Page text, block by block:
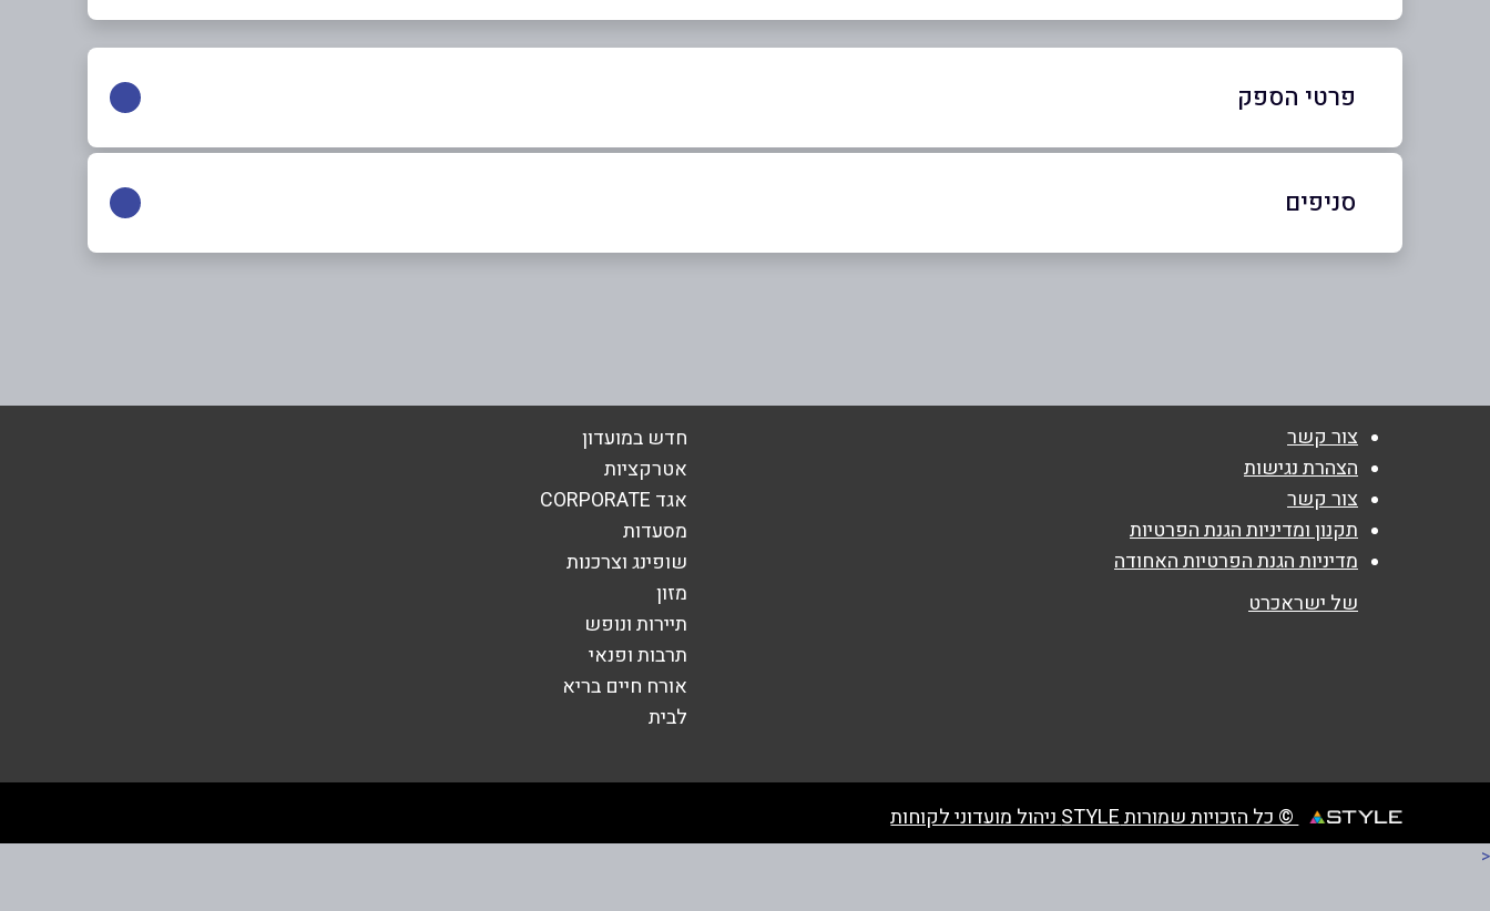
פרטי הספק
04-6997758
|
04-6950441
באתר
טלפון* אימייל*
נושא*
אנא חזרו אלי בקשר ל...
הודעה*
סניפים
צור קשר
הצהרת נגישות
צור קשר
תקנון ומדיניות הגנת הפרטיות
מדיניות הגנת הפרטיות האחודה
של ישראכרט
חדש במועדון
אטרקציות
אגד CORPORATE
מסעדות
שופינג וצרכנות
מזון
תיירות ונופש
תרבות ופנאי
אורח חיים בריא
לבית
© כל הזכויות שמורות STYLE ניהול מועדוני לקוחות
<